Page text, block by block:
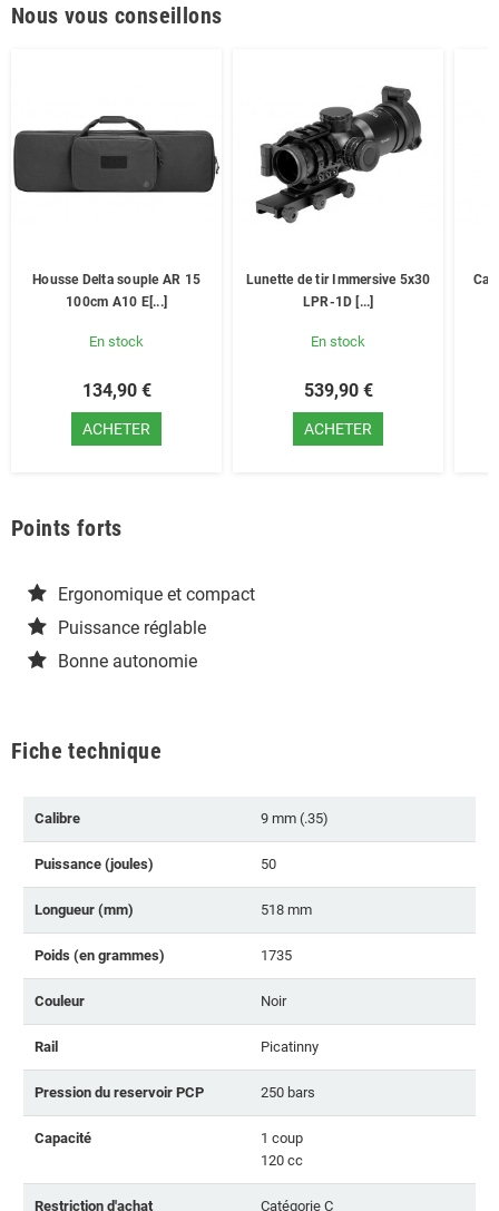
Nous vous conseillons
Housse Delta souple AR 15
100cm A10 E[...]
En stock
134,90 €
ACHETER
Lunette de tir Immersive 5x30
LPR-1D [...]
En stock
539,90 €
ACHETER
Points forts
Ergonomique et compact
Puissance réglable
Bonne autonomie
Fiche technique
Calibre 9 mm (.35)
Puissance (joules) 50
Longueur (mm) 518 mm
Poids (en grammes) 1735
Couleur Noir
Rail Picatinny
Pression du reservoir PCP 250 bars
Capacité
1 coup
120 cc
Restriction d'achat Catégorie C